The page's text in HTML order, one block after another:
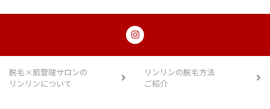
脱毛×肌管理サロンの
リンリンについて
リンリンの脱毛方法
ご紹介